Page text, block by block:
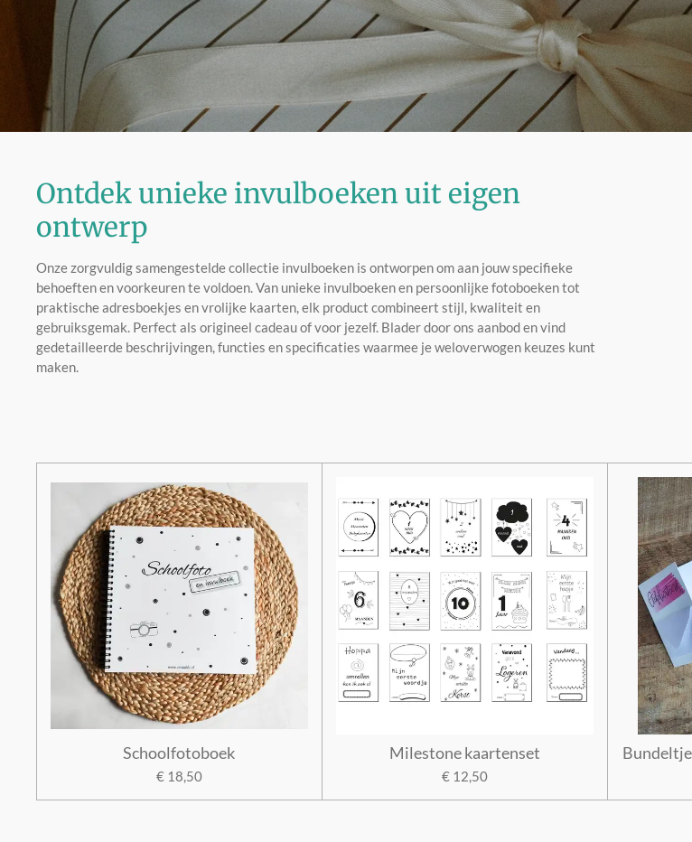
Ontdek unieke invulboeken uit eigen
ontwerp
Onze zorgvuldig samengestelde collectie invulboeken is ontworpen om aan jouw specifieke
behoeften en voorkeuren te voldoen. Van unieke invulboeken en persoonlijke fotoboeken tot
praktische adresboekjes en vrolijke kaarten, elk product combineert stijl, kwaliteit en
gebruiksgemak. Perfect als origineel cadeau of voor jezelf. Blader door ons aanbod en vind
gedetailleerde beschrijvingen, functies en specificaties waarmee je weloverwogen keuzes kunt
maken.
Schoolfotoboek
€ 18,50
Milestone kaartenset
€ 12,50